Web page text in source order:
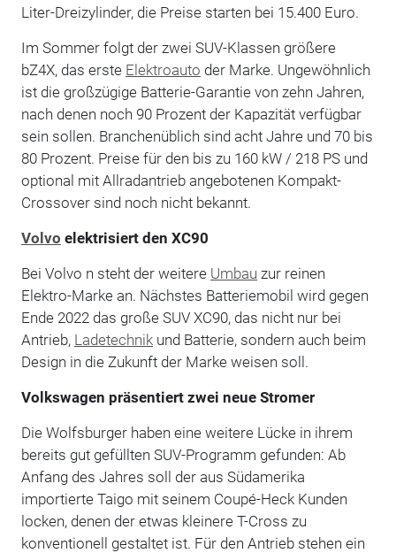
Liter-Dreizylinder, die Preise starten bei 15.400 Euro.
Im Sommer folgt der zwei SUV-Klassen größere
bZ4X, das erste Elektroauto der Marke. Ungewöhnlich
ist die großzügige Batterie-Garantie von zehn Jahren,
nach denen noch 90 Prozent der Kapazität verfügbar
sein sollen. Branchenüblich sind acht Jahre und 70 bis
80 Prozent. Preise für den bis zu 160 kW / 218 PS und
optional mit Allradantrieb angebotenen Kompakt-
Crossover sind noch nicht bekannt.
Volvo elektrisiert den XC90
Bei Volvo n steht der weitere Umbau zur reinen
Elektro-Marke an. Nächstes Batteriemobil wird gegen
Ende 2022 das große SUV XC90, das nicht nur bei
Antrieb, Ladetechnikund Batterie, sondern auch beim
Design in die Zukunft der Marke weisen soll.
Volkswagen präsentiert zwei neue Stromer
Die Wolfsburger haben eine weitere Lücke in ihrem
bereits gut gefüllten SUV-Programm gefunden: Ab
Anfang des Jahres soll der aus Südamerika
importierte Taigo mit seinem Coupé-Heck Kunden
locken, denen der etwas kleinere T-Cross zu
konventionell gestaltet ist. Für den Antrieb stehen ein